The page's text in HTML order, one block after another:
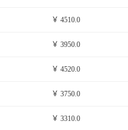
￥ 4510.0
￥ 3950.0
￥ 4520.0
￥ 3750.0
￥ 3310.0